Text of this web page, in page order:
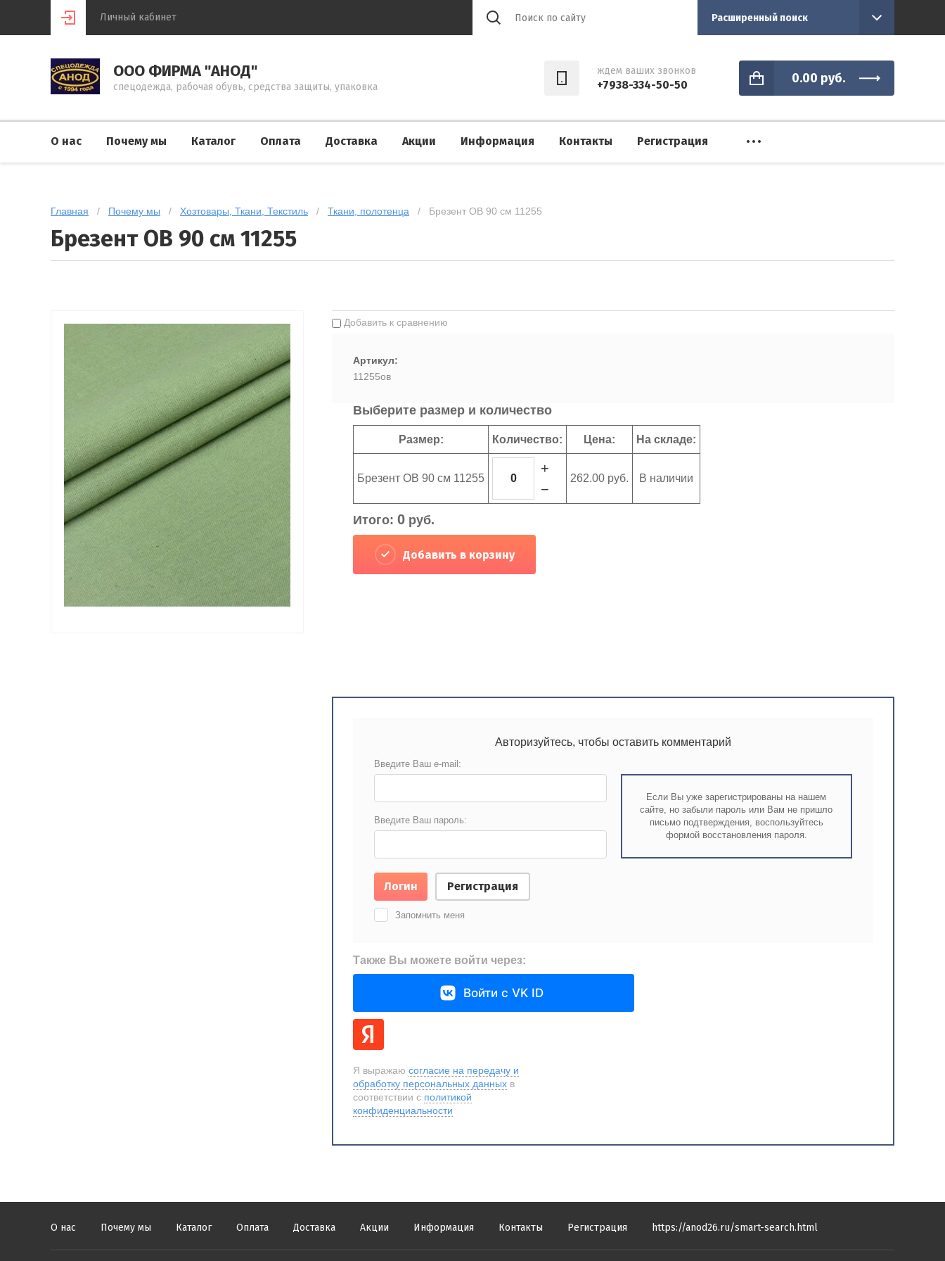
Личный кабинет Расширенный поиск
ООО ФИРМА "АНОД"
спецодежда, рабочая обувь, средства защиты, упаковка
ждем ваших звонков
+7938-334-50-50 0.00 руб.
О нас Почему мы Каталог Оплата Доставка Акции Информация Контакты Регистрация
Главная
   /
Почему мы
   /
Хозтовары, Ткани, Текстиль
   /
Ткани, полотенца
   /   Брезент ОВ 90 см 11255
Брезент ОВ 90 см 11255
Добавить к сравнению
Артикул:
11255ов
Выберите размер и количество
Размер: Количество: Цена: На складе:
Брезент ОВ 90 см 11255
−
+
262.00 руб. В наличии
Итого: 0 руб.
Добавить в корзину
Авторизуйтесь, чтобы оставить комментарий
Если Вы уже зарегистрированы на нашем
сайте, но забыли пароль или Вам не пришло
письмо подтверждения, воспользуйтесь
формой восстановления пароля.
Введите Ваш e-mail:
Введите Ваш пароль:
Логин Регистрация
Запомнить меня
Также Вы можете войти через:
Войти с VK ID
Я выражаю согласие на передачу и
обработку персональных данных в
соответствии с политикой
конфиденциальности
О нас Почему мы Каталог Оплата Доставка Акции Информация Контакты Регистрация https://anod26.ru/smart-search.html